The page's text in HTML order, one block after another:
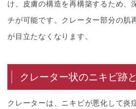
け、皮膚の構造を再構築するため、
チが可能です。クレーター部分の肌
が目立たなくなります。
クレーター状のニキビ跡
クレーターは、ニキビが悪化して炎